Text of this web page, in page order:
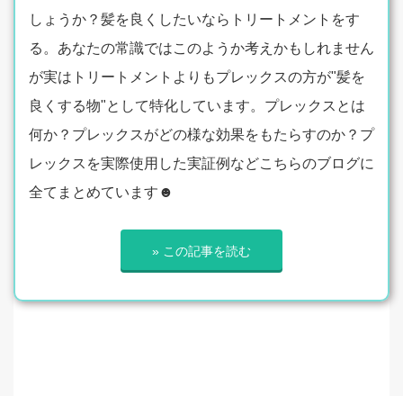
しょうか？髪を良くしたいならトリートメントをす
る。あなたの常識ではこのようか考えかもしれません
が実はトリートメントよりもプレックスの方が"髪を
良くする物"として特化しています。プレックスとは
何か？プレックスがどの様な効果をもたらすのか？プ
レックスを実際使用した実証例などこちらのブログに
全てまとめています☻
» この記事を読む